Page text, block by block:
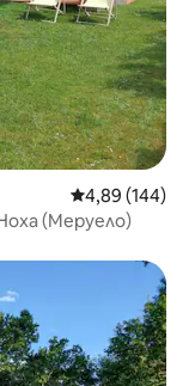
Средна
4,89 (144)
(Меруело)